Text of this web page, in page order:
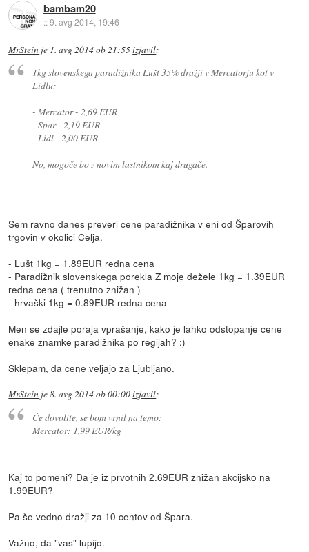
bambam20
::9. avg 2014, 19:46
MrStein je 1. avg 2014 ob 21:55izjavil:
1kg slovenskega paradižnika Lušt 35% dražji v Mercatorju kot v
Lidlu:
- Mercator - 2,69 EUR
- Spar - 2,19 EUR
- Lidl - 2,00 EUR
No, mogoče bo z novim lastnikom kaj drugače.
Sem ravno danes preveri cene paradižnika v eni od Šparovih
trgovin v okolici Celja.
- Lušt 1kg = 1.89EUR redna cena
- Paradižnik slovenskega porekla Z moje dežele 1kg = 1.39EUR
redna cena ( trenutno znižan )
- hrvaški 1kg = 0.89EUR redna cena
Men se zdajle poraja vprašanje, kako je lahko odstopanje cene
enake znamke paradižnika po regijah? :)
Sklepam, da cene veljajo za Ljubljano.
MrStein je8. avg 2014 ob 00:00izjavil:
Če dovolite, se bom vrnil na temo:
Mercator: 1,99 EUR/kg
Kaj to pomeni? Da je iz prvotnih 2.69EUR znižan akcijsko na
1.99EUR?
Pa še vedno dražji za 10 centov od Špara.
Važno, da "vas" lupijo.